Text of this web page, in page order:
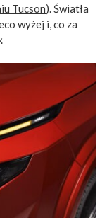
Tucson). Światła
wyżej i, co za
.